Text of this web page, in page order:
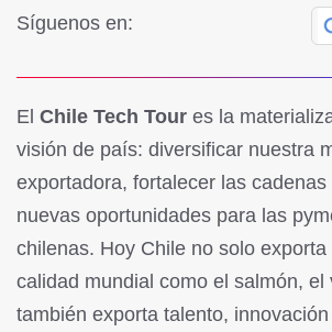
Síguenos en:
El Chile Tech Tour es la
visión de país: diversificar nuestra
exportadora, fortalecer las
nuevas oportunidades para las
chilenas. Hoy Chile no solo
calidad mundial como el salmón, el
también exporta talento,